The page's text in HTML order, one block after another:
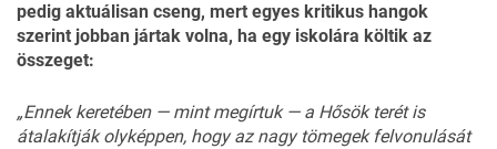
pedig aktuálisan cseng, mert egyes kritikus hangok
szerint jobban jártak volna, ha egy iskolára költik az
összeget:
„Ennek keretében — mint megírtuk — a Hősök terét is
átalakítják olyképpen, hogy az nagy tömegek felvonulását